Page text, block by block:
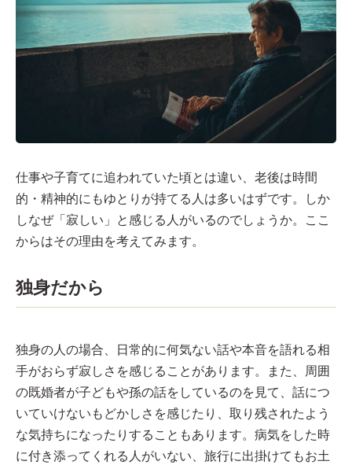
仕事や子育てに追われていた頃とは違い、老後は時間
的・精神的にもゆとりが持てる人は多いはずです。しか
しなぜ「寂しい」と感じる人がいるのでしょうか。ここ
からはその理由を考えてみます。
独身だから
独身の人の場合、日常的に何気ない話や本音を語れる相
手がおらず寂しさを感じることがあります。また、周囲
の既婚者が子どもや孫の話をしているのを見て、話につ
いていけないもどかしさを感じたり、取り残されたよう
な気持ちになったりすることもあります。病気をした時
に付き添ってくれる人がいない、旅行に出掛けてもお土